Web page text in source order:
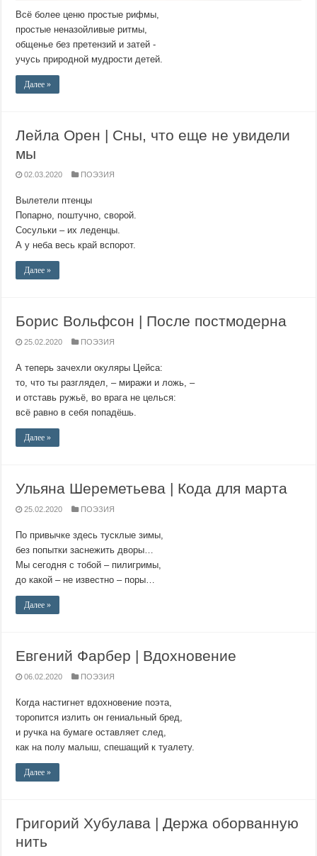
Всё более ценю простые рифмы,
простые неназойливые ритмы,
общенье без претензий и затей -
учусь природной мудрости детей.
Далее »
Лейла Орен | Сны, что еще не увидели
мы
02.03.2020 ПОЭЗИЯ
Вылетели птенцы
Попарно, поштучно, сворой.
Сосульки – их леденцы.
А у неба весь край вспорот.
Далее »
Борис Вольфсон | После постмодерна
25.02.2020 ПОЭЗИЯ
А теперь зачехли окуляры Цейса:
то, что ты разглядел, – миражи и ложь, –
и отставь ружьё, во врага не целься:
всё равно в себя попадёшь.
Далее »
Ульяна Шереметьева | Кода для марта
25.02.2020 ПОЭЗИЯ
По привычке здесь тусклые зимы,
без попытки заснежить дворы…
Мы сегодня с тобой – пилигримы,
до какой – не известно – поры…
Далее »
Евгений Фарбер | Вдохновение
06.02.2020 ПОЭЗИЯ
Когда настигнет вдохновение поэта,
торопится излить он гениальный бред,
и ручка на бумаге оставляет след,
как на полу малыш, спешащий к туалету.
Далее »
Григорий Хубулава | Держа оборванную
нить